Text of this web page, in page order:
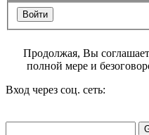
Продолжая, Вы
полной мере и
Вход через соц. сеть: